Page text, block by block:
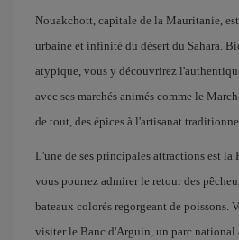
Nouakchott, capitale de la Mauritanie,
urbaine et infinité du désert du Sahara.
atypique, vous y découvrirez
avec ses marchés animés comme le
de tout, des épices à l'artisanat
L'une de ses principales attractions est la
vous pourrez admirer le retour des
bateaux colorés regorgeant de poissons.
visiter le Banc d'Arguin, un parc national